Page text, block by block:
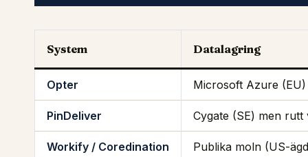
System Datalagring
Opter Microsoft Azure (EU)
PinDeliver Cygate (SE) men rutt
Workify / Coredination Publika moln (US-